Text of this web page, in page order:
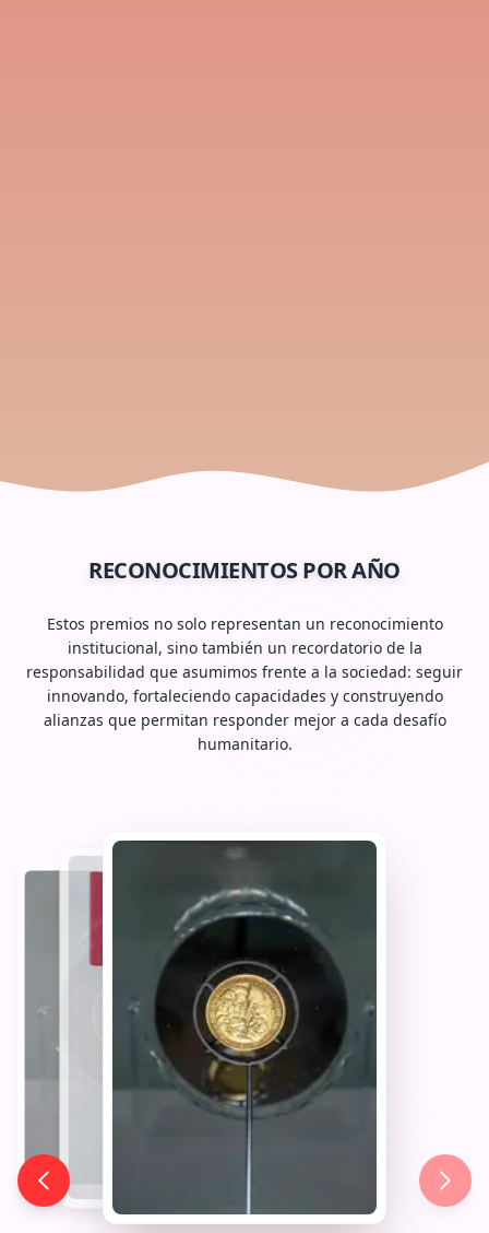
RECONOCIMIENTOS POR AÑO
Estos premios no solo representan un reconocimiento
institucional, sino también un recordatorio de la
responsabilidad que asumimos frente a la sociedad: seguir
innovando, fortaleciendo capacidades y construyendo
alianzas que permitan responder mejor a cada desafío
humanitario.